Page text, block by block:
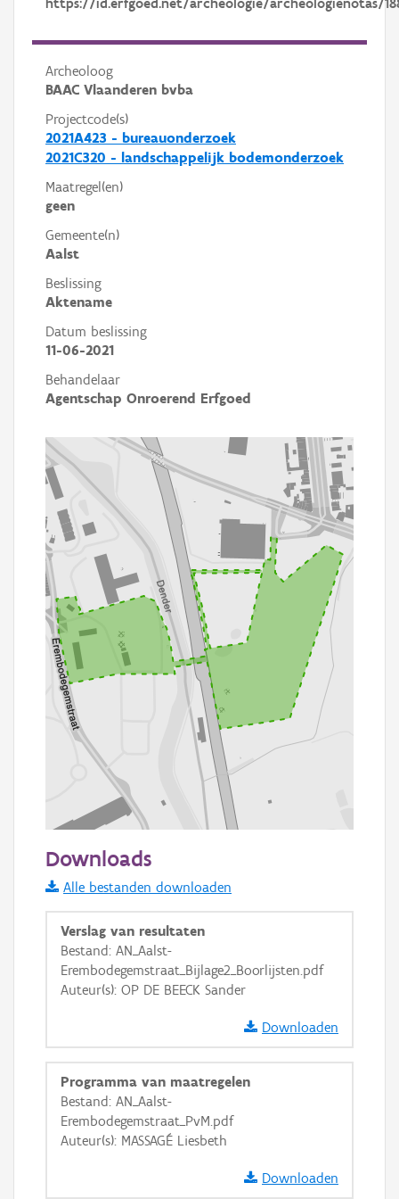
Archeoloog
BAAC Vlaanderen bvba
Projectcode(s)
2021A423 - bureauonderzoek
2021C320 - landschappelijk bodemonderzoek
Maatregel(en)
geen
Gemeente(n)
Aalst
Beslissing
Aktename
Datum beslissing
11-06-2021
Behandelaar
Agentschap Onroerend Erfgoed
Informatie Vlaanderen
i
+ −
Basis Lagen
OSM-Basiskaart
Downloads
Alle bestanden downloaden
Verslag van resultaten
Bestand: AN_Aalst-
Erembodegemstraat_Bijlage2_Boorlijsten.pdf
Auteur(s): OP DE BEECK Sander
Downloaden
Programma van maatregelen
Bestand: AN_Aalst-
Erembodegemstraat_PvM.pdf
Auteur(s): MASSAGÉ Liesbeth
Downloaden